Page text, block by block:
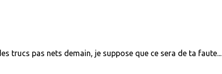
trucs pas nets demain, je suppose que ce sera de ta faute...